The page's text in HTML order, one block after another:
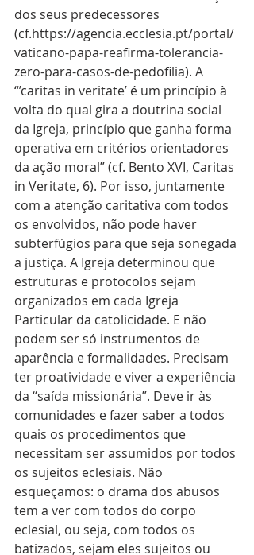
dos seus predecessores
(cf.https://agencia.ecclesia.pt/portal/
vaticano-papa-reafirma-tolerancia-
zero-para-casos-de-pedofilia). A
“’caritas in veritate’ é um princípio à
volta do qual gira a doutrina social
da Igreja, princípio que ganha forma
operativa em critérios orientadores
da ação moral” (cf. Bento XVI, Caritas
in Veritate, 6). Por isso, juntamente
com a atenção caritativa com todos
os envolvidos, não pode haver
subterfúgios para que seja sonegada
a justiça. A Igreja determinou que
estruturas e protocolos sejam
organizados em cada Igreja
Particular da catolicidade. E não
podem ser só instrumentos de
aparência e formalidades. Precisam
ter proatividade e viver a experiência
da “saída missionária”. Deve ir às
comunidades e fazer saber a todos
quais os procedimentos que
necessitam ser assumidos por todos
os sujeitos eclesiais. Não
esqueçamos: o drama dos abusos
tem a ver com todos do corpo
eclesial, ou seja, com todos os
batizados, sejam eles sujeitos ou